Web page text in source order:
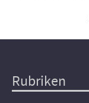
Hauptnavigation
Rubriken